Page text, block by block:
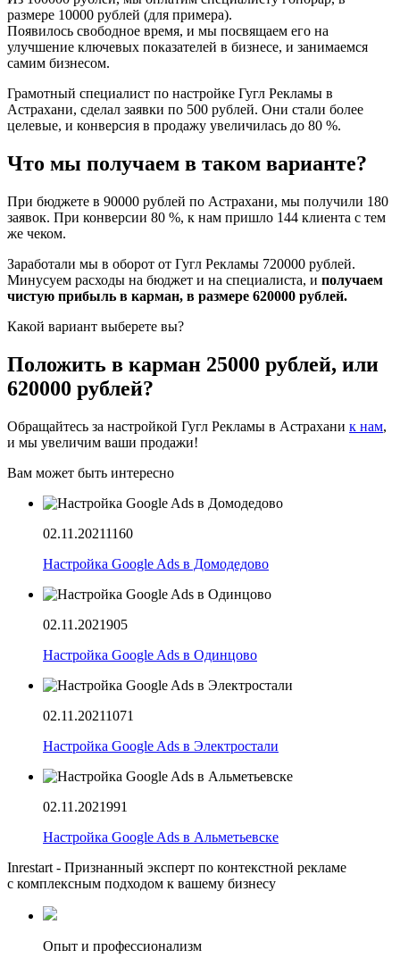
размере 10000 рублей (для примера).
Появилось свободное время, и мы посвящаем его на
улучшение ключевых показателей в бизнесе, и занимаемся
самим бизнесом.
Грамотный специалист по настройке Гугл Рекламы в
Астрахани, сделал заявки по 500 рублей. Они стали более
целевые, и конверсия в продажу увеличилась до 80 %.
Что мы получаем в таком варианте?
При бюджете в 90000 рублей по Астрахани, мы получили 180
заявок. При конверсии 80 %, к нам пришло 144 клиента с тем
же чеком.
Заработали мы в оборот от Гугл Рекламы 720000 рублей.
Минусуем расходы на бюджет и на специалиста, и получаем
чистую прибыль в карман, в размере 620000 рублей.
Какой вариант выберете вы?
Положить в карман 25000 рублей, или
620000 рублей?
Обращайтесь за настройкой Гугл Рекламы в Астрахани к нам,
и мы увеличим ваши продажи!
Вам может быть интересно
02.11.20211160
Настройка Google Ads в Домодедово
02.11.2021905
Настройка Google Ads в Одинцово
02.11.20211071
Настройка Google Ads в Электростали
02.11.2021991
Настройка Google Ads в Альметьевске
Inrestart - Признанный эксперт по контекстной рекламе
с комплексным подходом к вашему бизнесу
Опыт и профессионализм